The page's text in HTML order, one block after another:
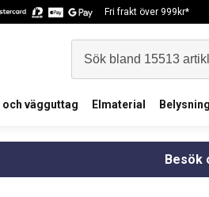
Fri frakt över 999kr*
vägguttag Elmaterial Belysning
Besök